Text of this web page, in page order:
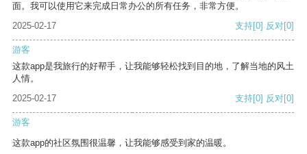
面。我可以使用它来完成日常办公的所有任务，非常方便。
2025-02-17
支持[0] 反对[0]
游客
这款app是我旅行的好帮手，让我能够轻松找到目的地，了解当地的风土
人情。
2025-02-17
支持[0] 反对[0]
游客
这款app的社区氛围很温馨，让我能够感受到家的温暖。